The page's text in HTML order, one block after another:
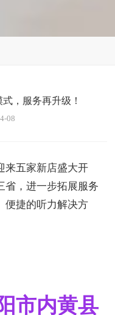
，服务再升级！
08
来五家新店盛大开
省，进一步拓展服务
便捷的听力解决方
市内黄县